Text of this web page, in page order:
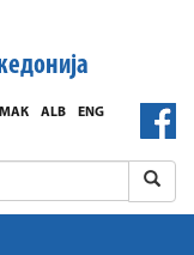
ENG
ALB
МАК